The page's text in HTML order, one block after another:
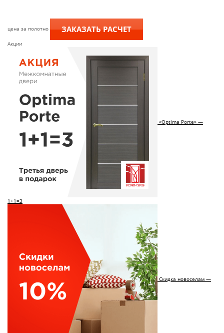
цена за полотно ЗАКАЗАТЬ РАСЧЕТ
Акции
«Optima Porte» —
1+1=3
Скидка новоселам —